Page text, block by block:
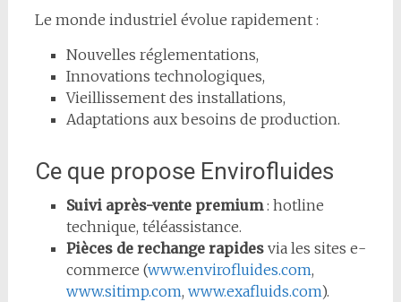
Le monde industriel évolue rapidement :
Nouvelles réglementations,
Innovations technologiques,
Vieillissement des installations,
Adaptations aux besoins de production.
Ce que propose Envirofluides
Suivi après-vente premium: hotline
technique, téléassistance.
Pièces de rechange rapidesvia les sites e-
commerce (www.envirofluides.com,
www.sitimp.com, www.exafluids.com).